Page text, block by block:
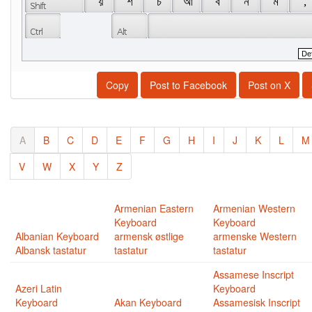
Copy Post to Facebook Post on X
A B C D E F G H I J K L
M
V
W X Y Z
Albanian Keyboard
Albansk tastatur
Armenian Eastern
Keyboard
armensk østlige
tastatur
Armenian Western
Keyboard
armenske Western
tastatur
Azeri Latin
Keyboard
Akan Keyboard
Assamese Inscript
Keyboard
Assamesisk Inscript